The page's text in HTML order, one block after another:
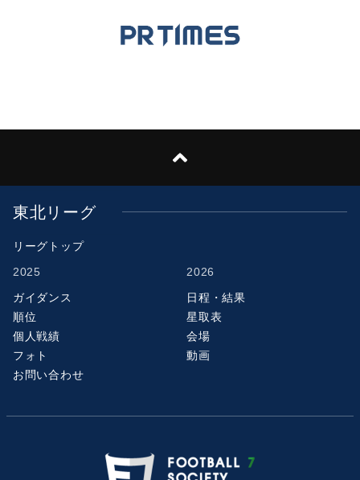
東北リーグ
リーグトップ
2025
2026
ガイダンス
日程・結果
順位
星取表
個人戦績
会場
フォト
動画
お問い合わせ